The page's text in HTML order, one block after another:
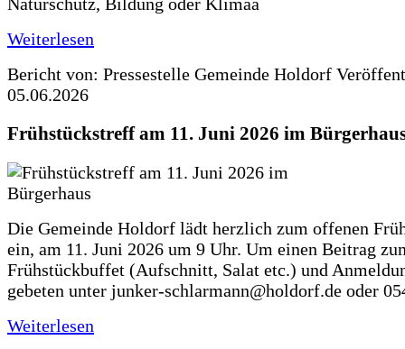
Weiterlesen
Bericht von: Pressestelle Gemeinde Holdorf
05.06.2026
Frühstückstreff am 11. Juni 2026 im
Die Gemeinde Holdorf lädt herzlich zum offenen
ein, am 11. Juni 2026 um 9 Uhr. Um einen Beitrag
Frühstückbuffet (Aufschnitt, Salat etc.) und
gebeten unter junker-schlarmann@holdorf.de oder
Weiterlesen